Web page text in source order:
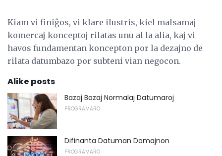
Kiam vi finiĝos, vi klare ilustris, kiel malsamaj
komercaj konceptoj rilatas unu al la alia, kaj vi
havos fundamentan koncepton por la dezajno de
rilata datumbazo por subteni vian negocon.
Alike posts
Bazaj Bazaj Normalaj Datumaroj
PROGRAMARO
Difinanta Datuman Domajnon
PROGRAMARO